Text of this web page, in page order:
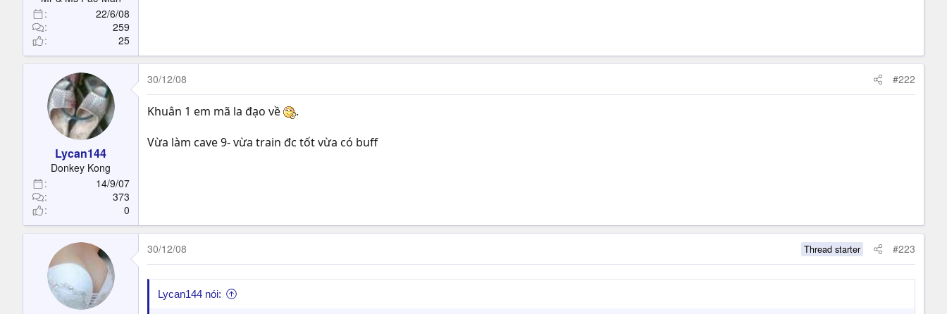
e
r
22/6/08
259
25
Lycan144
Donkey Kong
14/9/07
373
0
30/12/08 #222
Khuân 1 em mã la đạo về
.
Vừa làm cave 9- vừa train đc tốt vừa có buff
30/12/08 Thread starter #223
Lycan144 nói: